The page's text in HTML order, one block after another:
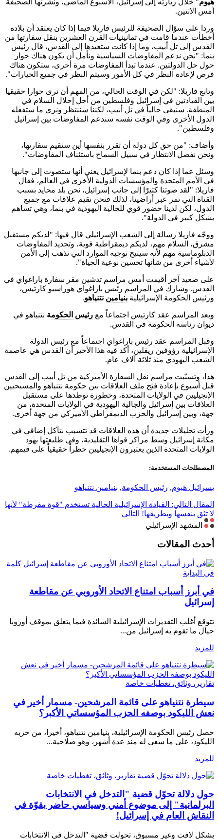
أمس الاثنين.
وردا على سؤال الصحيفة للرئيس فاريلا فيما إذا كان يعتقد أن بلاده
أخطأت عندما قامت في ثمانينيات القرن العشرين بنقل سفارتها من
القدس إلى تل أبيب، وما إذا كانت ستعيدها إلى القدس، قال رئيس
بنما: "نحن ندعم المفاوضات السياسية ونأمل أن يكون هناك حوار
حول حل الدولتين. عندما تبدأ المفاوضات مرة أخرى، ستكون هناك
فرص لإعادة النظر في كل الأمور وسيتم النظر في جميع الخيارات".
وتابع فاريلا: "لكن في الوقت الحالي، من المهم أن نرى حوارا حقيقيا
بين القيادتين في إسرائيل وفلسطين من أجل إحلال السلام في
المنطقة. سنبقى حالياً في تل أبيب، لكننا سننتظر ونرى ما ستفعله
الدول الأخرى وفي الوقت نفسه سندعم المفاوضات بين إسرائيل
وفلسطين".
وأضاف: "من حق كل دولة أن تقرر بنفسها أين ستقيم سفارتها،
ونحن نفضل الانتظار في سبيل السماح باستئناف المفاوضات".
وسئل عما إذا كان دعم بنما لإسرائيل يعني أنها ستصوت إلى جانبها
في الأمم المتحدة والمؤسسات الدولية الأخرى في العالم، فقال
فاريلا: "لقد صوتنا كثيرًا إلى جانب إسرائيل، نحن بلد محايد بسبب
القناة التي تمر عبر أراضينا، لذلك فنحن نقيم علاقات مع جميع
الدول، لكن لدينا حضور قوي للجالية اليهودية في بنما، وهي تساهم
بشكل كبير في الدولة".
ووجّه فاريلا رسالة إلى الشعب الإسرائيلي قال فيها: "لديكم مستقبل
مشرق، السلام مهم، لديكم ديمقراطية قوية، وتجديد المفاوضات
الدبلوماسية مهم لأنه سيتيح توجيه الموارد التي تذهب إلى الأمن
لأشياء أخرى من شأنها تحسين نوعية الحياة".
على صعيد آخر أقيمت أمس مراسم تدشين مقر سفارة باراغواي في
القدس. وشارك في المراسم رئيس باراغواي هوراسيو كارتيس،
ورئيس الحكومة الإسرائيلية بنيامين نتنياهو.
وبعد المراسم عقد كارتيس اجتماعاً مع رئيس الحكومة نتنياهو في
ديوان رئاسة الحكومة في القدس.
وقبل المراسم عقد رئيس باراغواي اجتماعاً مع رئيس الدولة
الإسرائيلية رؤوفين ريفلين، أكد فيه هذا الأخير أن القدس هي عاصمة
الشعب اليهودي منذ ثلاثة آلاف عام.
هذا، وتسبّبت مراسم نقل السفارة الأميركية من تل أبيب إلى القدس
قبل أسبوع بإعادة فتح ملف العلاقات بين حكومة نتنياهو والمسيحيين
الإنجيليين في الولايات المتحدة، وخطورة توطدها على مستقبل
العلاقات بين إسرائيل والجالية اليهودية في الولايات المتحدة، من
جهة، وبين إسرائيل والحزب الديمقراطي الأميركي من جهة أخرى.
ورأت تحليلات جديدة أن هذه العلاقات قد تتسبب بتآكل إضافي في
مكانة إسرائيل وسط مراكز قواها التقليدية، وفي طليعتها يهود
الولايات المتحدة الذين يعتبرون الإنجيليين خطراً حقيقياً على قيمهم.
المصطلحات المستخدمة:
يسرائيل هيوم, رئيس الحكومة, بنيامين نتنياهو
المقال التالي: القيادة الإسرائيلية الحالية تستخدم "قوة مفرطة" لأنها
لا تثق بنفسها وبطريقها! التالي
المشهد الإسرائيلي
أحدث المقالات
كلمة
في البداية
في أبرز أسباب امتناع الاتحاد الأوروبي عن مقاطعة
إسرائيل
تتوقع أغلب التقديرات الإسرائيلية السائدة فيما يتعلق بموقف أوروبا
حيال ما تقوم به إسرائيل من...
للمزيد
تقارير، وثائق، تغطيات خاصة
سيطرة نتنياهو على قائمة المرشحين- مسمار أخير في
نعش الليكود بوصفه الحزب المؤسساتي الأكبر؟
حصل رئيس الحكومة الإسرائيلية، بنيامين نتنياهو، أخيرا، من حزبه
الليكود، على ما سعى له منذ عدة أشهر، وهو صلاحية...
للمزيد
تقارير، وثائق، تغطيات خاصة
حول دلالة تحوّل قضية "التدخل في الانتخابات
البرلمانية" إلى موضوع أمني وسياسي حاضر بقوّة في
النقاش العام في إسرائيل!
بشكل لافت وغير مسبوق، تحولت قضية "التدخل في الانتخابات